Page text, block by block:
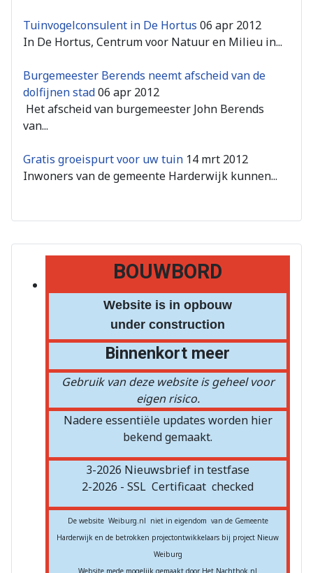
BOUWBORD
Website is in opbouw
under construction
Binnenkort meer
Gebruik van deze website is geheel voor
eigen risico.
Nadere essentiële updates worden hier
bekend gemaakt.
3-2026 Nieuwsbrief in testfase
2-2026 - SSL Certificaat checked
De website Weiburg.nl niet in eigendom van de Gemeente
Harderwijk en de betrokken projectontwikkelaars bij project Nieuw
Weiburg
Website mede mogelijk gemaakt door Het Nachthok.nl
Tuinvogelconsulent in De Hortus 06 apr 2012
In De Hortus, Centrum voor Natuur en Milieu in...
Burgemeester Berends neemt afscheid van de
dolfijnen stad06 apr 2012
Het afscheid van burgemeester John Berends
van...
Gratis groeispurt voor uw tuin 14 mrt 2012
Inwoners van de gemeente Harderwijk kunnen...